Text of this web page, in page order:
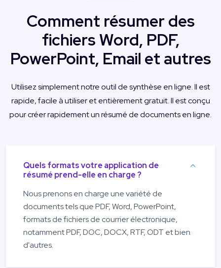
Comment résumer des
fichiers Word, PDF,
PowerPoint, Email et autres
Utilisez simplement notre outil de synthèse en ligne. Il est
rapide, facile à utiliser et entièrement gratuit. Il est conçu
pour créer rapidement un résumé de documents en ligne.
Quels formats votre application de
résumé prend-elle en charge ?
Nous prenons en charge une variété de
documents tels que PDF, Word, PowerPoint,
formats de fichiers de courrier électronique,
notamment PDF, DOC, DOCX, RTF, ODT et bien
d'autres.